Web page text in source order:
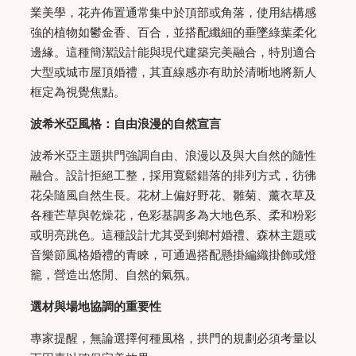
業美學，花卉佈置通常集中於頂部或角落，使用結構感
強的植物如鬱金香、百合，並搭配纖細的垂墜綠葉柔化
邊緣。這種簡潔設計能與現代建築完美融合，特別適合
大型或城市屋頂婚禮，其直線感亦有助於清晰地將新人
框定為視覺焦點。
波希米亞風格：自由浪漫的自然宣言
波希米亞主題拱門強調自由、浪漫以及與大自然的隨性
融合。設計拒絕工整，採用寬鬆錯落的排列方式，彷彿
花朵隨風自然生長。花材上偏好野花、雛菊、薰衣草及
各種芒草與乾燥花，色彩基調多為大地色系、柔和粉彩
或明亮跳色。這種設計尤其受到鄉村婚禮、森林主題或
音樂節風格婚禮的青睞，可通過搭配懸掛編織掛飾或燈
籠，營造出悠閒、自然的氣氛。
選材與場地協調的重要性
專家提醒，無論選擇何種風格，拱門的規劃必須考量以